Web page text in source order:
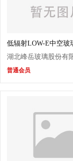
低辐射LOW-E中空玻
湖北峰岳玻璃股份有
普通会员